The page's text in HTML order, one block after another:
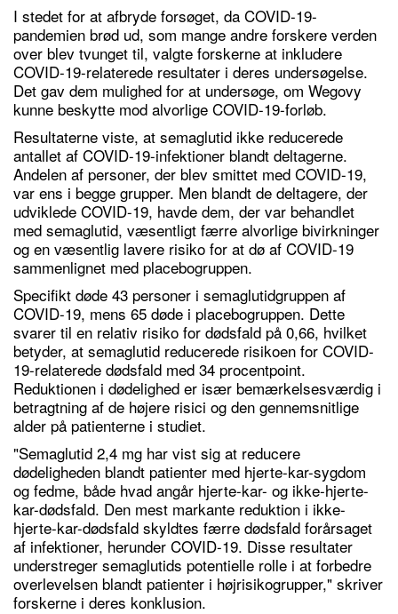
I stedet for at afbryde forsøget, da COVID-19-
pandemien brød ud, som mange andre forskere verden
over blev tvunget til, valgte forskerne at inkludere
COVID-19-relaterede resultater i deres undersøgelse.
Det gav dem mulighed for at undersøge, om Wegovy
kunne beskytte mod alvorlige COVID-19-forløb.
Resultaterne viste, at semaglutid ikke reducerede
antallet af COVID-19-infektioner blandt deltagerne.
Andelen af personer, der blev smittet med COVID-19,
var ens i begge grupper. Men blandt de deltagere, der
udviklede COVID-19, havde dem, der var behandlet
med semaglutid, væsentligt færre alvorlige bivirkninger
og en væsentlig lavere risiko for at dø af COVID-19
sammenlignet med placebogruppen.
Specifikt døde 43 personer i semaglutidgruppen af
COVID-19, mens 65 døde i placebogruppen. Dette
svarer til en relativ risiko for dødsfald på 0,66, hvilket
betyder, at semaglutid reducerede risikoen for COVID-
19-relaterede dødsfald med 34 procentpoint.
Reduktionen i dødelighed er især bemærkelsesværdig i
betragtning af de højere risici og den gennemsnitlige
alder på patienterne i studiet.
"Semaglutid 2,4 mg har vist sig at reducere
dødeligheden blandt patienter med hjerte-kar-sygdom
og fedme, både hvad angår hjerte-kar- og ikke-hjerte-
kar-dødsfald. Den mest markante reduktion i ikke-
hjerte-kar-dødsfald skyldtes færre dødsfald forårsaget
af infektioner, herunder COVID-19. Disse resultater
understreger semaglutids potentielle rolle i at forbedre
overlevelsen blandt patienter i højrisikogrupper," skriver
forskerne i deres konklusion.